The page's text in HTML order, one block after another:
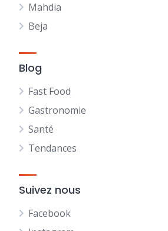
Mahdia
Beja
Blog
Fast Food
Gastronomie
Santé
Tendances
Suivez nous
Facebook